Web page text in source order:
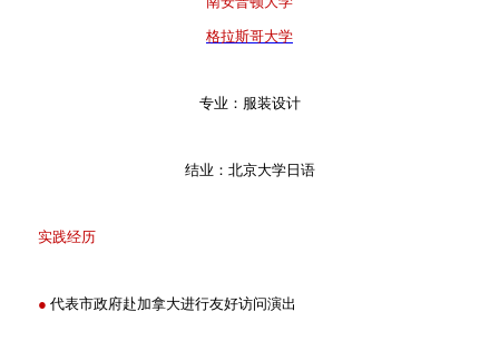
格拉斯哥大学
专业：服装设计
结业：北京大学日语
实践经历
● 代表市政府赴加拿大进行友好访问演出